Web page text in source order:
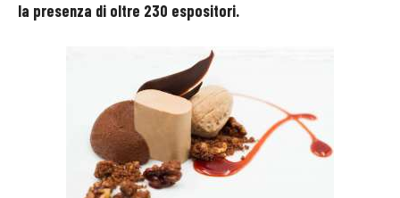
la presenza di oltre 230 espositori.